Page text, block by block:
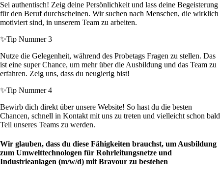
Sei authentisch! Zeig deine Persönlichkeit und lass deine Begeisterung
für den Beruf durchscheinen. Wir suchen nach Menschen, die wirklich
motiviert sind, in unserem Team zu arbeiten.
✨Tip Nummer 3
Nutze die Gelegenheit, während des Probetags Fragen zu stellen. Das
ist eine super Chance, um mehr über die Ausbildung und das Team zu
erfahren. Zeig uns, dass du neugierig bist!
✨Tip Nummer 4
Bewirb dich direkt über unsere Website! So hast du die besten
Chancen, schnell in Kontakt mit uns zu treten und vielleicht schon bald
Teil unseres Teams zu werden.
Wir glauben, dass du diese Fähigkeiten brauchst, um Ausbildung
zum Umwelttechnologen für Rohrleitungsnetze und
Industrieanlagen (m/w/d) mit Bravour zu bestehen